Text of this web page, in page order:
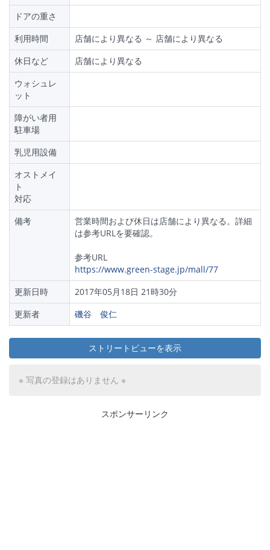
ドアの重さ
利用時間
店舗により異なる ～ 店舗により異なる
休日など
店舗により異なる
ウォシュレ
ット
障がい者用
駐車場
乳児用設備
オストメイ
ト
対応
備考
営業時間および休日は店舗により異なる。詳細
は参考URLを要確認。
参考URL
https://www.green-stage.jp/mall/77
更新日時
2017年05月18日 21時30分
更新者
磯谷 俊仁
ストリートビューを表示
※ 写真の登録はありません ※
スポンサーリンク